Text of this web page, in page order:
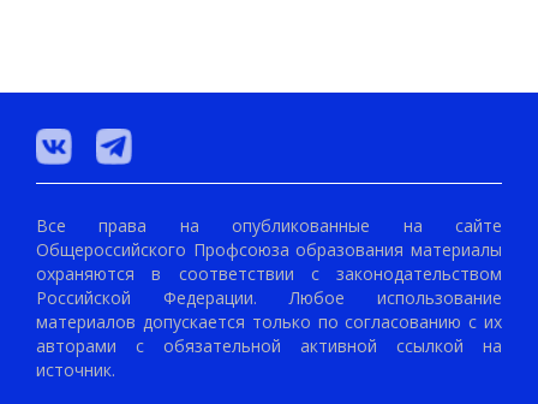
Все права на опубликованные на сайте
Общероссийского Профсоюза образования материалы
охраняются в соответствии с законодательством
Российской Федерации. Любое использование
материалов допускается только по согласованию с их
авторами с обязательной активной ссылкой на
источник.